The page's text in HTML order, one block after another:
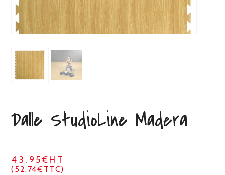
Dalle StudioLine Madera
43.95€HT
(52.74€TTC)